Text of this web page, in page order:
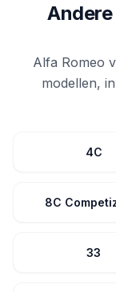
Alfa Romeo
modellen,
4C
8C
33